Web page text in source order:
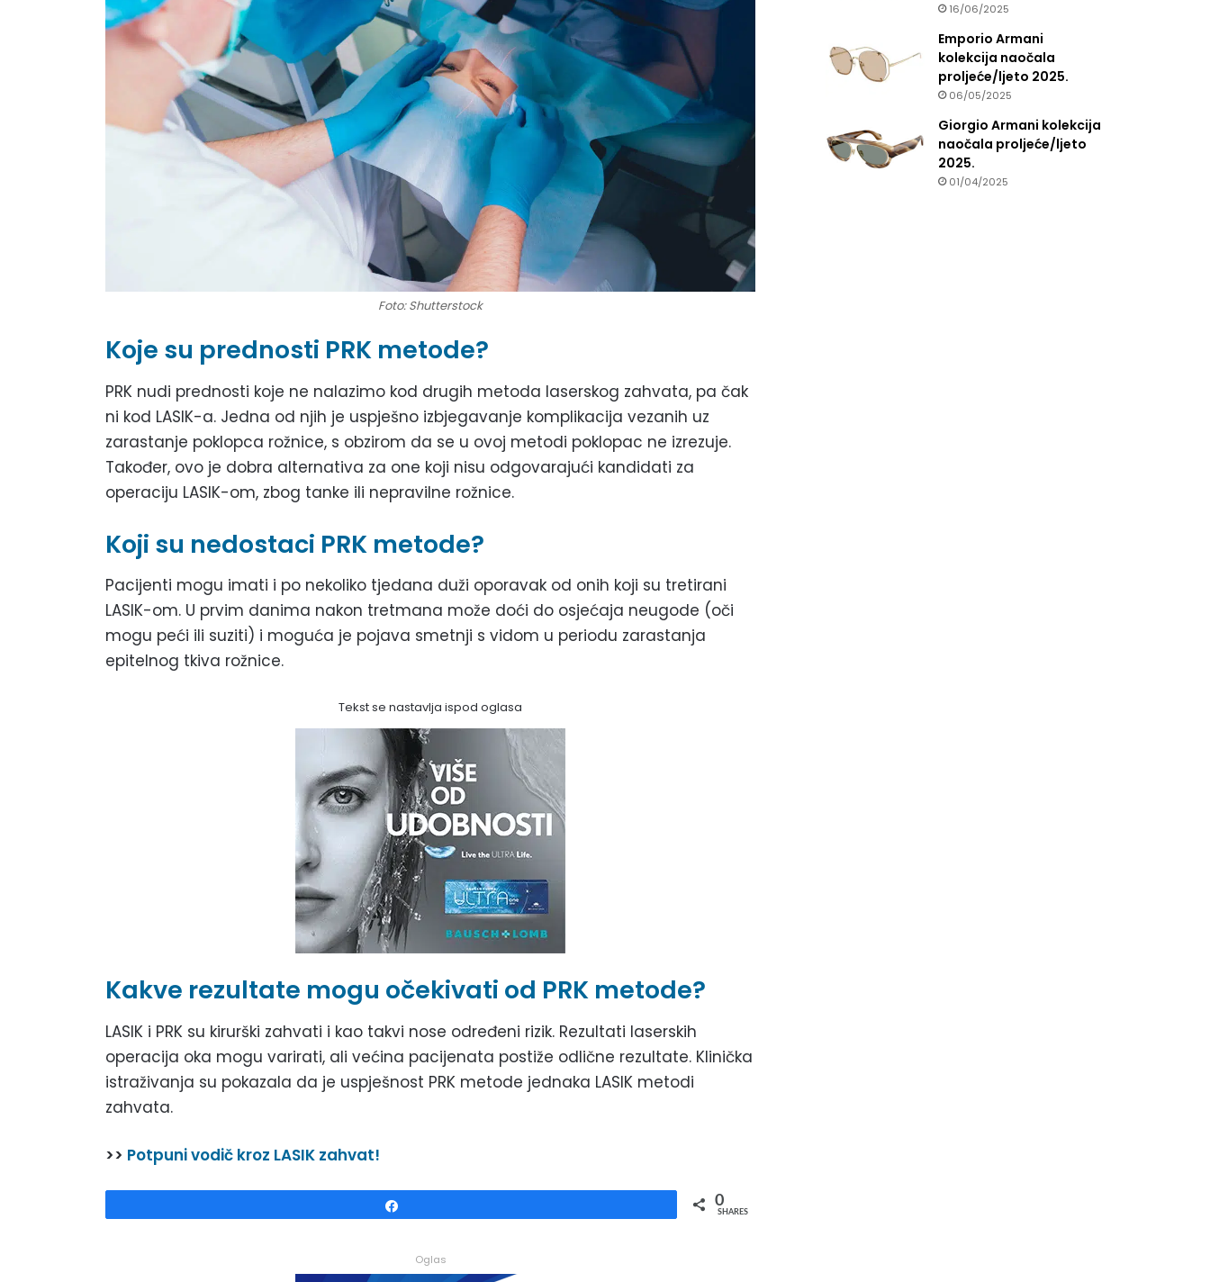
Foto: Shutterstock
Koje su prednosti PRK metode?
PRK nudi prednosti koje ne nalazimo kod drugih metoda laserskog zahvata, pa čak
ni kod LASIK-a. Jedna od njih je uspješno izbjegavanje komplikacija vezanih uz
zarastanje poklopca rožnice, s obzirom da se u ovoj metodi poklopac ne izrezuje.
Također, ovo je dobra alternativa za one koji nisu odgovarajući kandidati za
operaciju LASIK-om, zbog tanke ili nepravilne rožnice.
Koji su nedostaci PRK metode?
Pacijenti mogu imati i po nekoliko tjedana duži oporavak od onih koji su tretirani
LASIK-om. U prvim danima nakon tretmana može doći do osjećaja neugode (oči
mogu peći ili suziti) i moguća je pojava smetnji s vidom u periodu zarastanja
epitelnog tkiva rožnice.
Tekst se nastavlja ispod oglasa
Kakve rezultate mogu očekivati od PRK metode?
LASIK i PRK su kirurški zahvati i kao takvi nose određeni rizik. Rezultati laserskih
operacija oka mogu varirati, ali većina pacijenata postiže odlične rezultate. Klinička
istraživanja su pokazala da je uspješnost PRK metode jednaka LASIK metodi
zahvata.
>> Potpuni vodič kroz LASIK zahvat!
0
SHARES
Oglas
16/06/2025
Emporio Armani
kolekcija naočala
proljeće/ljeto 2025.
06/05/2025
Giorgio Armani kolekcija
naočala proljeće/ljeto
2025.
01/04/2025